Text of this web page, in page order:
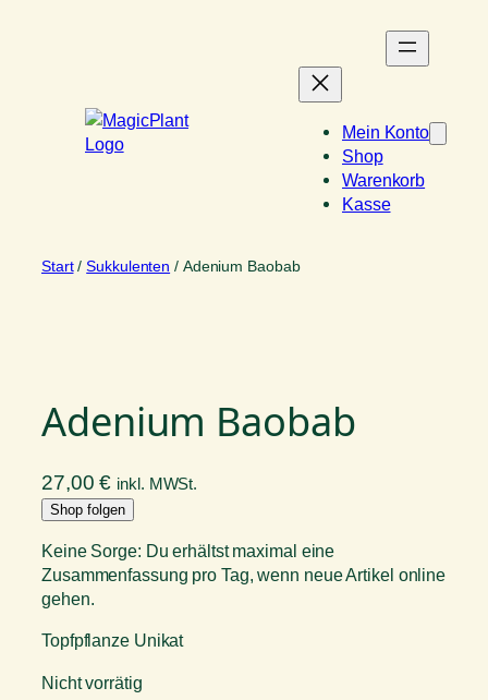
Mein Konto
Shop
Warenkorb
Kasse
Start/Sukkulenten / Adenium Baobab
Adenium Baobab
27,00€ inkl. MWSt.
Shop folgen
Keine Sorge: Du erhältst maximal eine
Zusammenfassung pro Tag, wenn neue Artikel online
gehen.
Topfpflanze Unikat
Nicht vorrätig